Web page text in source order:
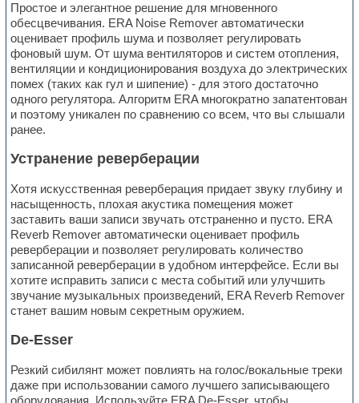
Простое и элегантное решение для мгновенного
обесцвечивания. ERA Noise Remover автоматически
оценивает профиль шума и позволяет регулировать
фоновый шум. От шума вентиляторов и систем отопления,
вентиляции и кондиционирования воздуха до электрических
помех (таких как гул и шипение) - для этого достаточно
одного регулятора. Алгоритм ERA многократно запатентован
и поэтому уникален по сравнению со всем, что вы слышали
ранее.
Устранение реверберации
Хотя искусственная реверберация придает звуку глубину и
насыщенность, плохая акустика помещения может
заставить ваши записи звучать отстраненно и пусто. ERA
Reverb Remover автоматически оценивает профиль
реверберации и позволяет регулировать количество
записанной реверберации в удобном интерфейсе. Если вы
хотите исправить записи с места событий или улучшить
звучание музыкальных произведений, ERA Reverb Remover
станет вашим новым секретным оружием.
De-Esser
Резкий сибилянт может повлиять на голос/вокальные треки
даже при использовании самого лучшего записывающего